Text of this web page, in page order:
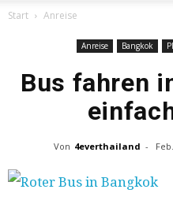
Start Anreise
Anreise Bangkok
Bus fahren
Von 4everthailand -